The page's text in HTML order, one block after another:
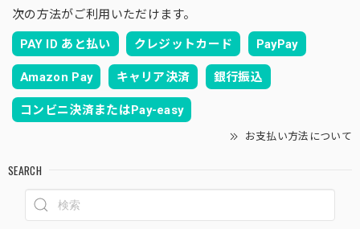
次の方法がご利用いただけます。
PAY ID あと払い クレジットカード PayPay
Amazon Pay キャリア決済 銀行振込
コンビニ決済またはPay-easy
お支払い方法について
SEARCH